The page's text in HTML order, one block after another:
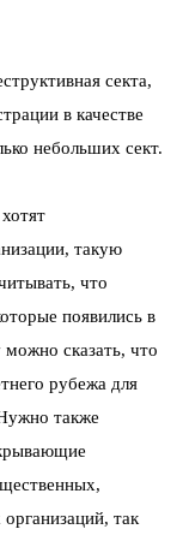
секта,
в качестве
небольших сект.
такую
что
появились в
сказать, что
рубежа для
также
так